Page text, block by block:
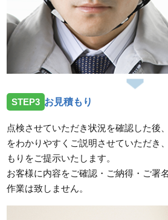
STEP3 お見積もり
点検させていただき状況を確認した後
をわかりやすくご説明させていただき
もりをご提示いたします。
お客様に内容をご確認・ご納得・ご署
作業は致しません。